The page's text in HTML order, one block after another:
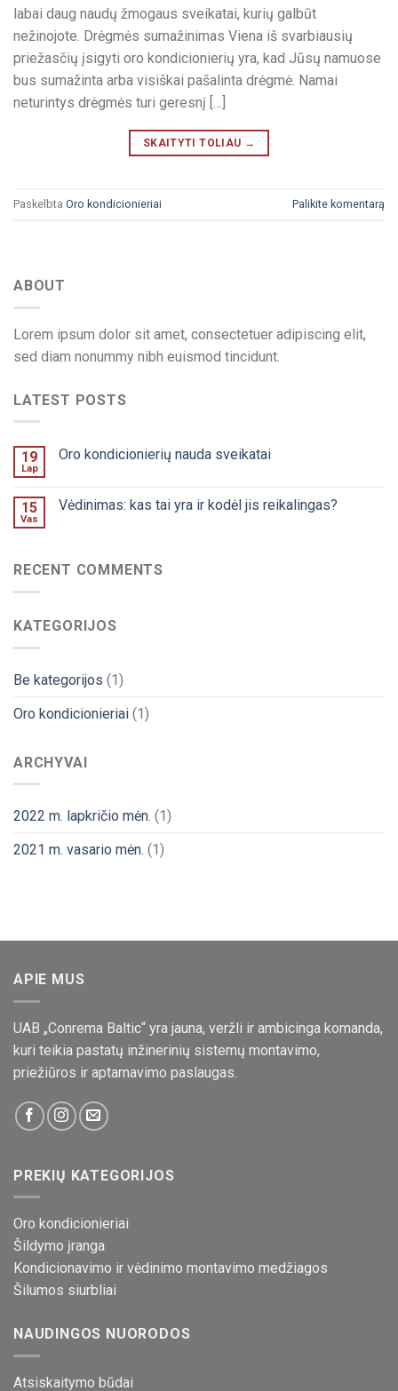
labai daug naudų žmogaus sveikatai, kurių galbūt
nežinojote. Drėgmės sumažinimas Viena iš svarbiausių
priežasčių įsigyti oro kondicionierių yra, kad Jūsų namuose
bus sumažinta arba visiškai pašalinta drėgmė. Namai
neturintys drėgmės turi geresnį […]
SKAITYTI TOLIAU →
Paskelbta Oro kondicionieriai Palikite komentarą
ABOUT
Lorem ipsum dolor sit amet, consectetuer adipiscing elit,
sed diam nonummy nibh euismod tincidunt.
LATEST POSTS
19
Lap
Oro kondicionierių nauda sveikatai
15
Vas
Vėdinimas: kas tai yra ir kodėl jis reikalingas?
RECENT COMMENTS
KATEGORIJOS
Be kategorijos (1)
Oro kondicionieriai (1)
ARCHYVAI
2022 m. lapkričio mėn. (1)
2021 m. vasario mėn. (1)
APIE MUS
UAB „Conrema Baltic“ yra jauna, veržli ir ambicinga komanda,
kuri teikia pastatų inžinerinių sistemų montavimo,
priežiūros ir aptarnavimo paslaugas.
PREKIŲ KATEGORIJOS
Oro kondicionieriai
Šildymo įranga
Kondicionavimo ir vėdinimo montavimo medžiagos
Šilumos siurbliai
NAUDINGOS NUORODOS
Atsiskaitymo būdai